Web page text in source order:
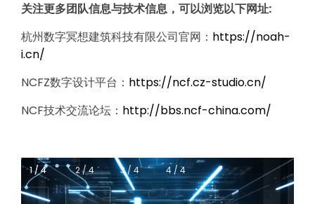
关注更多团队信息与技术信息，可以浏览以下网址:
杭州数字冥想建筑科技有限公司官网： https://noah-
i.cn/
NCFZ数字设计平台： https://ncf.cz-studio.cn/
NCF技术交流论坛： http://bbs.ncf-china.com/
1 / 4
1 / 4 2 / 4 3 / 4 4 / 4